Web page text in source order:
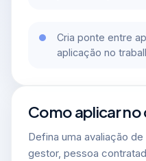
Cria ponte entre
aplicação no
Como aplicar no
Defina uma avaliação
gestor, pessoa